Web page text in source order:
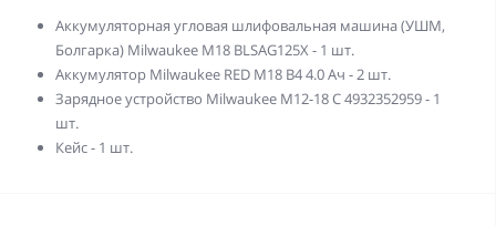
Аккумуляторная угловая шлифовальная машина (УШМ,
Болгарка) Milwaukee M18 BLSAG125X - 1 шт.
Аккумулятор Milwaukee RED M18 B4 4.0 Ач - 2 шт.
Зарядное устройство Milwaukee M12-18 C 4932352959 - 1
шт.
Кейс - 1 шт.